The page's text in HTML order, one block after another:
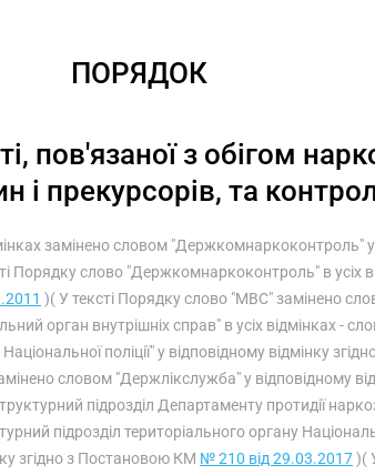
ПОРЯДОК
пов'язаної з обігом
і прекурсорів, та
замінено словом "Держкомнаркоконтроль" у
Порядку слово "Держкомнаркоконтроль" в усіх
)( У тексті Порядку слово "МВС" замінено
орган внутрішніх справ" в усіх відмінках -
поліції" у відповідному відмінку
словом "Держлікслужба" у відповідному
підрозділ Департаменту протидії
підрозділ територіального органу
згідно з Постановою КМ № 210 від 29.03.2017)(